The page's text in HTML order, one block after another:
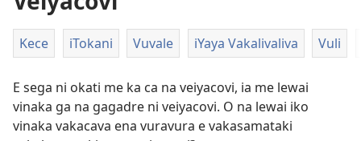
Kece iTokani Vuvale iYaya Vakalivaliva Vuli
E sega ni okati me ka ca na veiyacovi, ia me lewai
vinaka ga na gagadre ni veiyacovi. O na lewai iko
vinaka vakacava ena vuravura e vakasamataki